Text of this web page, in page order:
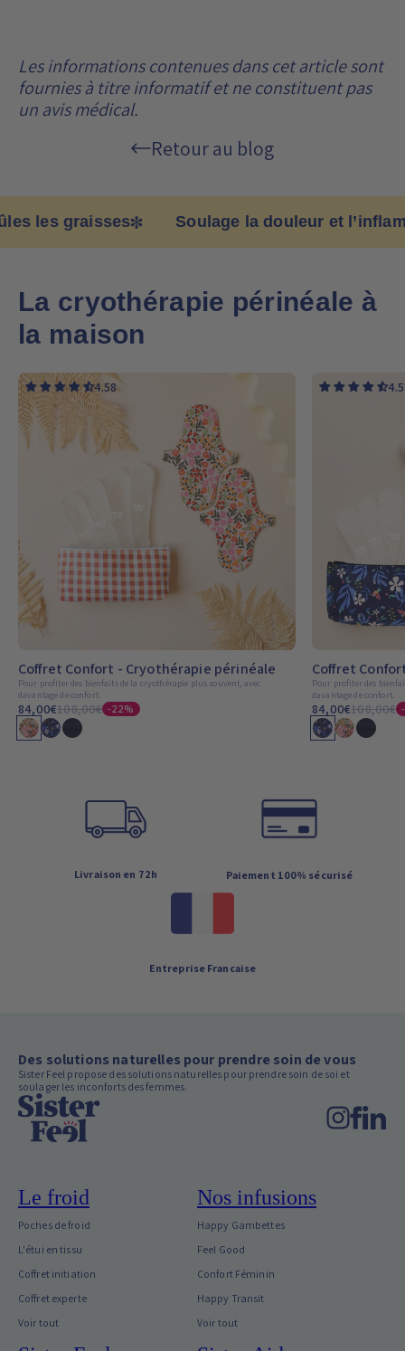
Les informations contenues dans cet article sont
fournies à titre informatif et ne constituent pas
un avis médical.
Retour au blog
graisses Soulage la douleur et
La cryothérapie périnéale à
la maison
Coffret Confort - Cryothérapie périnéale
Pour profiter des bienfaits de la cryothérapie plus souvent, avec
davantage de confort.
4.58
84,00€108,00€ -22%
Coffret
Pour profiter des
davantage de confort.
84,00€108,00€
Livraison en 72h Paiement 100% sécurisé
Entreprise Francaise
Des solutions naturelles pour prendre soin de vous
Sister Feel propose des solutions naturelles pour prendre soin de soi et
soulager les inconforts des femmes.
Le froid
Poches de froid
L'étui en tissu
Coffret initiation
Coffret experte
Voir tout
Nos infusions
Happy Gambettes
Feel Good
Confort Féminin
Happy Transit
Voir tout